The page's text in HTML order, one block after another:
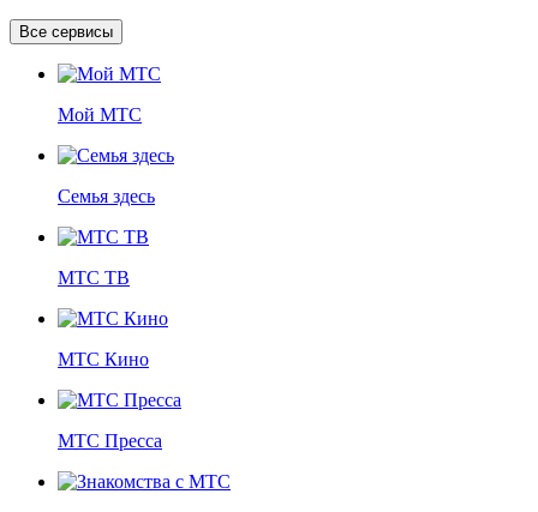
Все сервисы
Мой МТС
Семья здесь
МТС ТВ
МТС Кино
МТС Пресса